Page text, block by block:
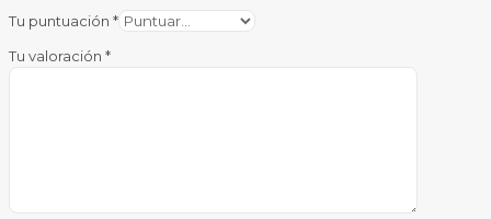
Tu puntuación *
Tu valoración *